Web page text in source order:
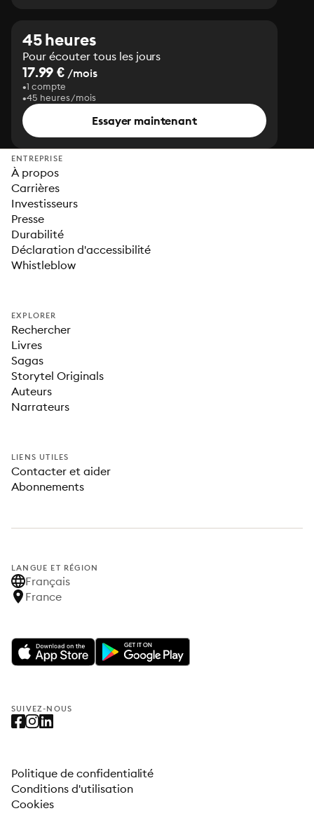
45 heures
Pour écouter tous les jours
17.99 € /mois
1 compte
45 heures/mois
Essayer maintenant
ENTREPRISE
À propos
Carrières
Investisseurs
Presse
Durabilité
Déclaration d'accessibilité
Whistleblow
EXPLORER
Rechercher
Livres
Sagas
Storytel Originals
Auteurs
Narrateurs
LIENS UTILES
Contacter et aider
Abonnements
LANGUE ET RÉGION
Français
France
SUIVEZ-NOUS
Politique de confidentialité
Conditions d'utilisation
Cookies